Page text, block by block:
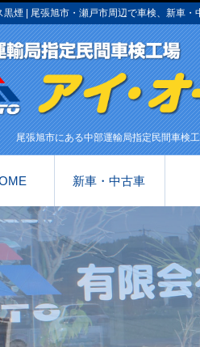
黒煙 | 尾張旭市・瀬戸市周辺で車検、新車
尾張旭市にある中部運輸局指定民間車検
新車・中古車